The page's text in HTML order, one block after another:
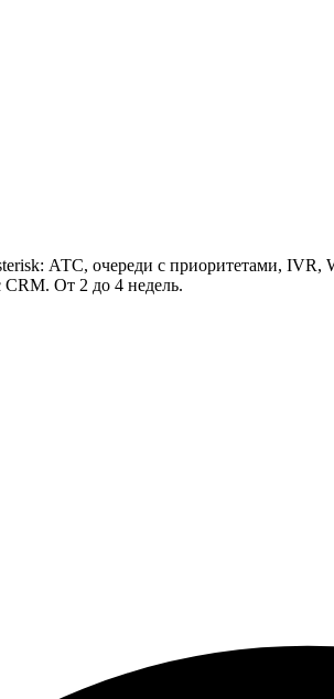
АТС, очереди с приоритетами, IVR,
От 2 до 4 недель.